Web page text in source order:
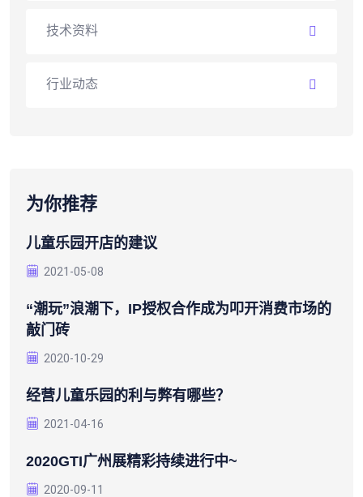
技术资料
行业动态
为你推荐
儿童乐园开店的建议
2021-05-08
“潮玩”浪潮下，IP授权合作成为叩开消费市场的
敲门砖
2020-10-29
经营儿童乐园的利与弊有哪些？
2021-04-16
2020GTI广州展精彩持续进行中~
2020-09-11